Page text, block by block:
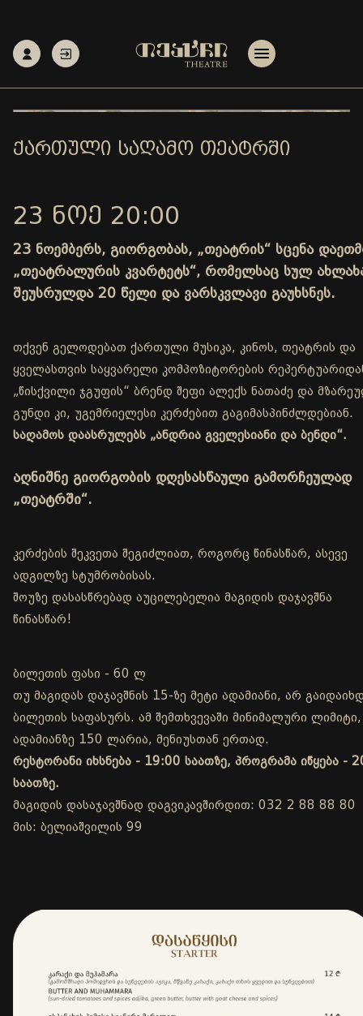
ᲥᲐᲠᲗᲣᲚᲘ ᲡᲐᲦᲐᲛᲝ ᲗᲔᲐᲢᲠᲨᲘ
23 ᲜᲝᲔ 20:00
23 ნოემბერს, გიორგობას, „თეატრის“ სცენა
„თეატრალურის კვარტეტს“, რომელსაც სულ
შეუსრულდა 20 წელი და ვარსკვლავი გაუხსნეს.
თქვენ გელოდებათ ქართული მუსიკა, კინოს, თეატრის და
ყველასთვის საყვარელი კომპოზიტორების
„წისქვილი ჯგუფის“ ბრენდ შეფი ალექს ნათაძე და
გუნდი კი, უგემრიელესი კერძებით გაგიმასპინძლდებიან.
საღამოს დაასრულებს „ანდრია გველესიანი და ბენდი“.
აღნიშნე გიორგობის დღესასწაული გამორჩეულად
„თეატრში“.
კერძების შეკვეთა შეგიძლიათ, როგორც წინასწარ, ასევე
ადგილზე სტუმრობისას.
შოუზე დასასწრებად აუცილებელია მაგიდის დაჯავშნა
წინასწარ!
ბილეთის ფასი - 60 ლ
თუ მაგიდას დაჯავშნის 15-ზე მეტი ადამიანი, არ
ბილეთის საფასურს. ამ შემთხვევაში მინიმალური
ადამიანზე 150 ლარია, მენიუსთან ერთად.
რესტორანი იხსნება - 19:00 საათზე, პროგრამა იწყება -
საათზე.
მაგიდის დასაჯავშნად დაგვიკავშირდით: 032 2 88 88 80
მის: ბელიაშვილის 99